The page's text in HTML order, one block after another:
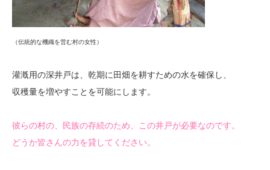
（伝統的な機織を営む村の女性）
灌漑用の深井戸は、乾期に田畑を耕すための水を確保し、
収穫量を増やすことを可能にします。
彼らの村の、民族の存続のため、この井戸が必要なのです。
どうか皆さんの力を貸してください。